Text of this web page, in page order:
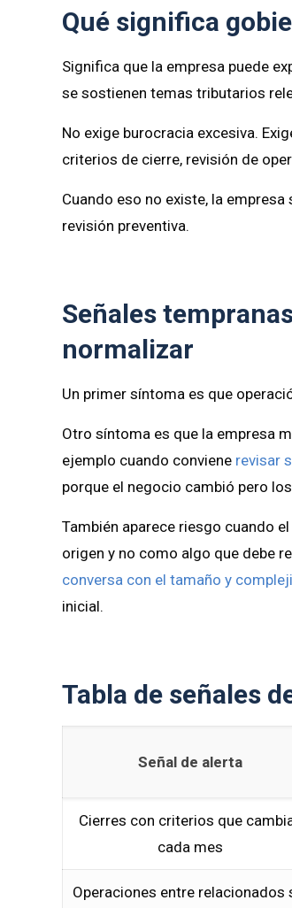
Qué significa
Significa que la empresa puede
se sostienen temas tributarios
No exige burocracia excesiva.
criterios de cierre, revisión de
Cuando eso no existe, la
revisión preventiva.
Señales
normalizar
Un primer síntoma es que
Otro síntoma es que la empresa
ejemplo cuando conviene revisar
porque el negocio cambió pero
También aparece riesgo cuando
origen y no como algo que debe
conversa con el tamaño y
inicial.
Tabla de señales
Señal de alerta
Cierres con criterios que
cada mes
Operaciones entre relacionados